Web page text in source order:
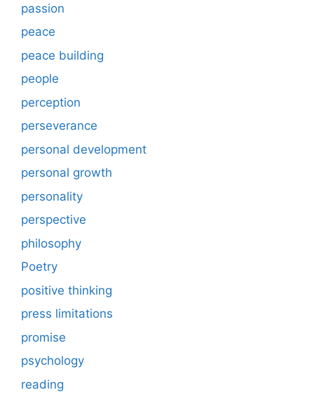
passion
peace
peace building
people
perception
perseverance
personal development
personal growth
personality
perspective
philosophy
Poetry
positive thinking
press limitations
promise
psychology
reading